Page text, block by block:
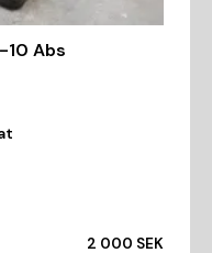
10 Abs
2 000 SEK